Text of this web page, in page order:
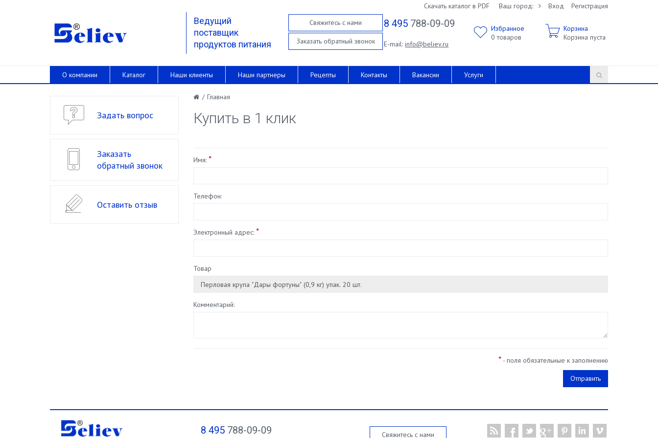
Скачать каталог в PDF Ваш город: Вход Регистрация
Ведущий
поставщик
продуктов питания
Свяжитесь с нами
Заказать обратный звонок
8 495 788-09-09
E-mail:info@believ.ru
Избранное
0 товаров
Корзина
Корзина пуста
О компании Каталог Наши клиенты Наши партнеры Рецепты Контакты Вакансии Услуги
/ Главная
Купить в 1 клик
Имя: *
Телефон:
Электронный адрес: *
Товар
Комментарий:
* - поля обязательные к заполнению
Задать вопрос
Заказать
обратный звонок
Оставить отзыв
8 495788-09-09 Свяжитесь с нами